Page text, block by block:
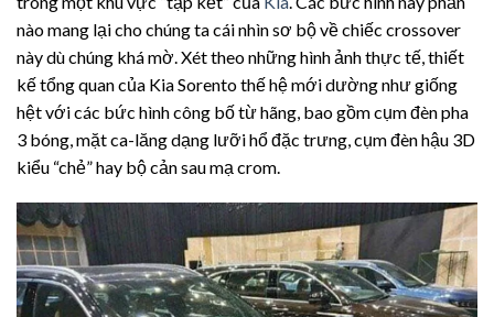
nào mang lại cho chúng ta cái nhìn sơ bộ về chiếc crossover
này dù chúng khá mờ. Xét theo những hình ảnh thực tế, thiết
kế tổng quan của Kia Sorento thế hệ mới dường như giống
hệt với các bức hình công bố từ hãng, bao gồm cụm đèn pha
3 bóng, mặt ca-lăng dạng lưỡi hổ đặc trưng, cụm đèn hậu 3D
kiểu “chẻ” hay bộ cản sau mạ crom.